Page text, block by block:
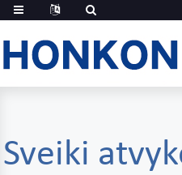
Sveiki